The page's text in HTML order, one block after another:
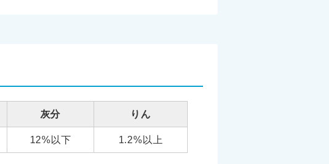
灰分 りん
12%以下 1.2%以上